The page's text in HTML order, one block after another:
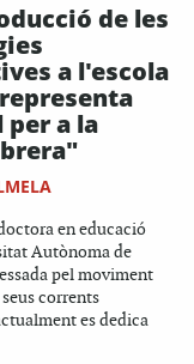
de les
a l'escola
a la
en educació
Autònoma de
pel moviment
corrents
es dedica